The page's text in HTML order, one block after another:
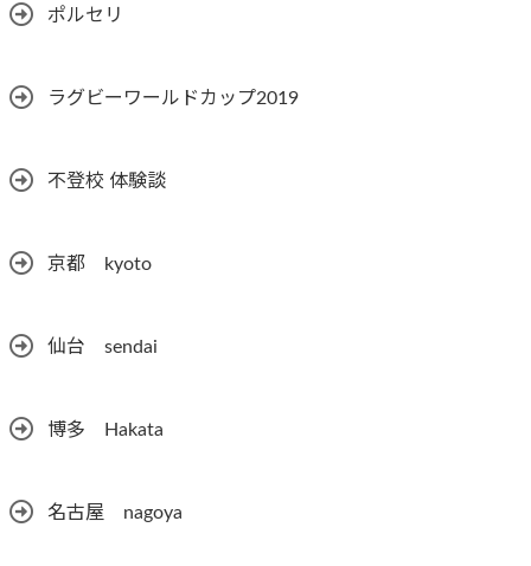
ポルセリ
ラグビーワールドカップ2019
不登校 体験談
京都 kyoto
仙台 sendai
博多 Hakata
名古屋 nagoya